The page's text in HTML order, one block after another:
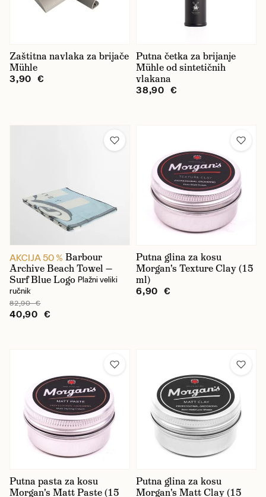
Zaštitna navlaka za brijače
Mühle
3,90 €
Putna četka za brijanje
Mühle od sintetičnih
vlakana
38,90 €
AKCIJA 50 % Barbour
Archive Beach Towel —
Surf Blue Logo Plažni veliki
ručnik
82,90 €
40,90 €
Putna glina za kosu
Morgan's Texture Clay (15
ml)
6,90 €
Putna pasta za kosu
Morgan's Matt Paste (15
Putna glina za kosu
Morgan's Matt Clay (15